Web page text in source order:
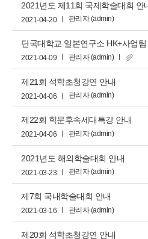
2021년도 제11회 국제학술대회 안
2021-04-20 관리자 (admin)
단국대학교 일본연구소 HK+사업
신진연구자 지원 안내
2021-04-09 관리자 (admin)
제21회 석학초청강연 안내
2021-04-06 관리자 (admin)
제22회 학문후속세대특강 안내
2021-04-06 관리자 (admin)
2021년도 해외학술대회 안내
2021-03-23 관리자 (admin)
제7회 국내학술대회 안내
2021-03-16 관리자 (admin)
제20회 석학초청강연 안내